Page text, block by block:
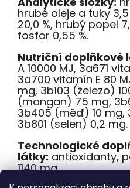
hrubé oleje a tuky
20,0 %, hrubý popel
fosfor 0,55 %.
Nutriční doplňkové
A 10000 MJ, 3a671
3a700 vitamín E 80
mg, 3b103 (železo)
(mangan) 75 mg,
3b405 (měď) 10 mg,
3b801 (selen) 0,2 mg.
Technologické
látky: antioxidanty,
1140 mg.